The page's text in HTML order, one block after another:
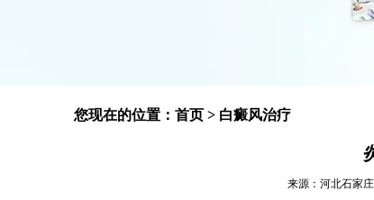
您现在的位置： 首页 > 白癜风治疗
来源：河北石家